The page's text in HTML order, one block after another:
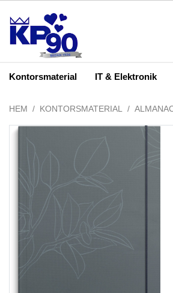
Kontorsmaterial IT & Elektronik
HEM KONTORSMATERIAL